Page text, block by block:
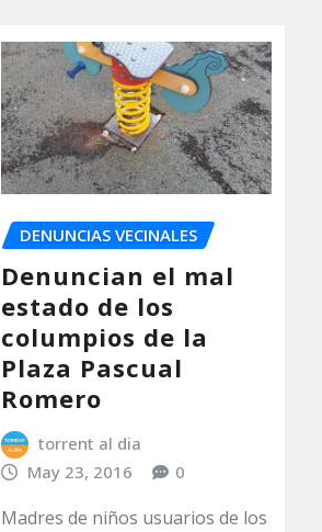
DENUNCIAS VECINALES
Denuncian el mal
estado de los
columpios de la
Plaza Pascual
Romero
torrent al dia
May 23, 2016
0
Madres de niños usuarios de los